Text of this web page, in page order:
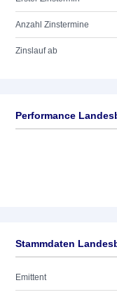
Anzahl Zinstermine
Zinslauf ab
Performance
Stammdaten
Emittent